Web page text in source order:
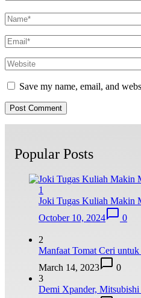
Save my name, email, and
Popular Posts
1
Joki Tugas Kuliah Makin
October 10, 2024
0
2
Manfaat Tomat Ceri
March 14, 2023
0
3
Demi Xpander,